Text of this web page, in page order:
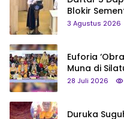
Blokir
3 Agustus 2026
Euforia
Muna di
Saya Bukan
28 Juli 2026
Duruka